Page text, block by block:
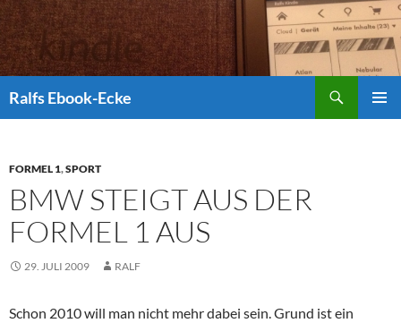
Ralfs Ebook-Ecke
FORMEL 1,SPORT
BMW STEIGT AUS DER
FORMEL 1 AUS
29. JULI 2009 RALF
Schon 2010 will man nicht mehr dabei sein. Grund ist ein